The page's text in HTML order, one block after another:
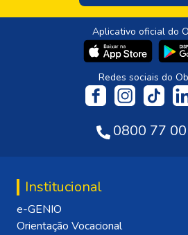
Aplicativo oficial do
Redes sociais do
0800 77
Institucional
e-GENIO
Orientação Vocacional